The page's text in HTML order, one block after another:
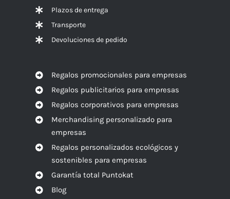
Plazos de entrega
Transporte
Devoluciones de pedido
Regalos promocionales para empresas
Regalos publicitarios para empresas
Regalos corporativos para empresas
Merchandising personalizado para
empresas
Regalos personalizados ecológicos y
sostenibles para empresas
Garantía total Puntokat
Blog